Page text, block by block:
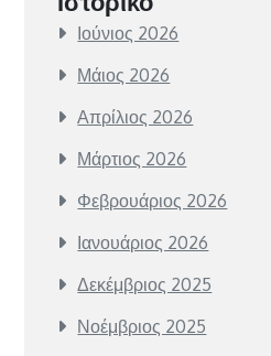
Ιούνιος 2026
Μάιος 2026
Απρίλιος 2026
Μάρτιος 2026
Φεβρουάριος 2026
Ιανουάριος 2026
Δεκέμβριος 2025
Νοέμβριος 2025